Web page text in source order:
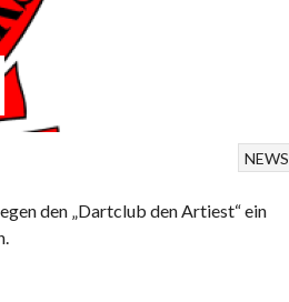
NEWS
den „Dartclub den Artiest“ ein